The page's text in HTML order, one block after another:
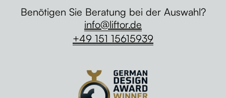
Benötigen Sie Beratung bei der Auswahl?
info@liftor.de
+49 151 15615939